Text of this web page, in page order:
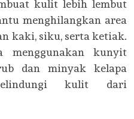
kulit lebih lembut
menghilangkan area
kaki, siku, serta ketiak.
menggunakan kunyit
dan minyak kelapa
kulit dari